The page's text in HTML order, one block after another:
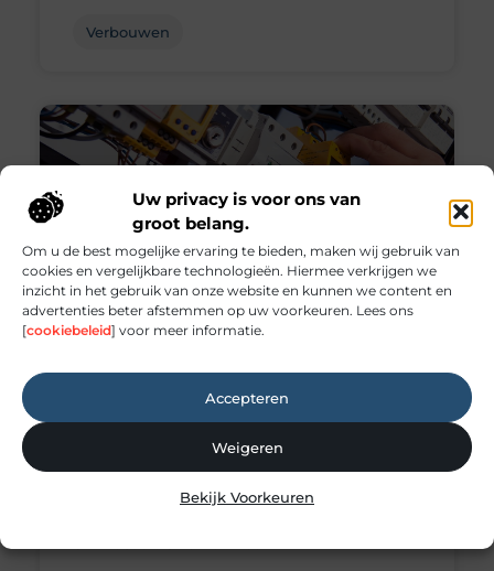
Uw privacy is voor ons van
groot belang.
Om u de best mogelijke ervaring te bieden, maken wij gebruik van
cookies en vergelijkbare technologieën. Hiermee verkrijgen we
inzicht in het gebruik van onze website en kunnen we content en
advertenties beter afstemmen op uw voorkeuren. Lees ons
[cookiebeleid] voor meer informatie.
Accepteren
Weigeren
Bekijk Voorkeuren
Verbouwen
snel, betrouwbaar 24/7
bereikbaar
Elektricien Den Helder – snel, betrouwbaar
24/7 bereikbaar In een stad als Den Helder is